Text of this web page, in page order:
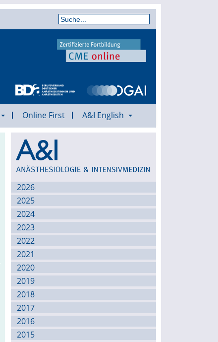
Online First A&I English
Archiv
2026
2025
2024
2023
2022
2021
2020
2019
2018
2017
2016
2015